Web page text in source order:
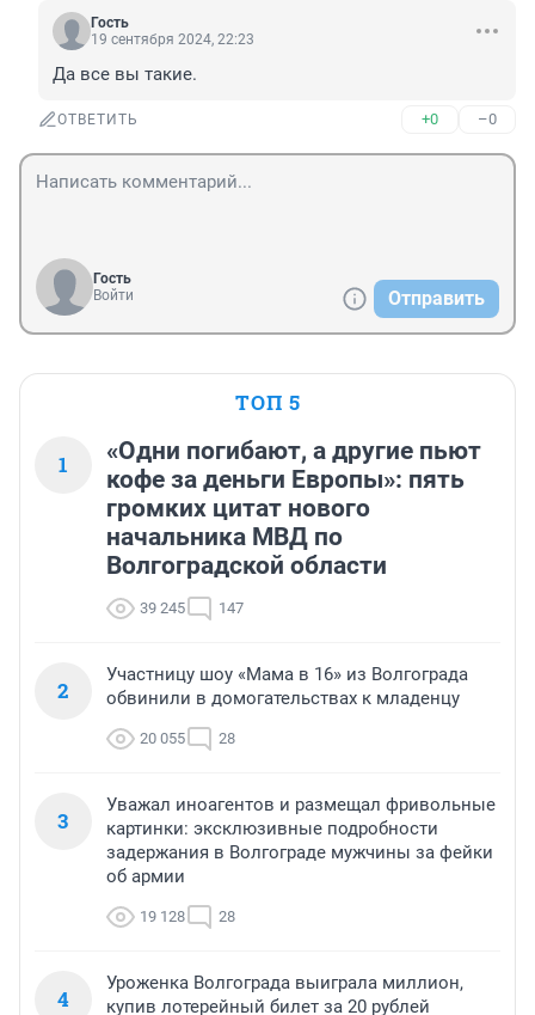
Гость
19 сентября 2024, 22:23
Да все вы такие.
ОТВЕТИТЬ +0 –0
Гость
Войти
Отправить
ТОП 5
1
«Одни погибают, а другие пьют
кофе за деньги Европы»: пять
громких цитат нового
начальника МВД по
Волгоградской области
39 245 147
2
Участницу шоу «Мама в 16» из Волгограда
обвинили в домогательствах к младенцу
20 055 28
3
Уважал иноагентов и размещал фривольные
картинки: эксклюзивные подробности
задержания в Волгограде мужчины за фейки
об армии
19 128 28
4
Уроженка Волгограда выиграла миллион,
купив лотерейный билет за 20 рублей